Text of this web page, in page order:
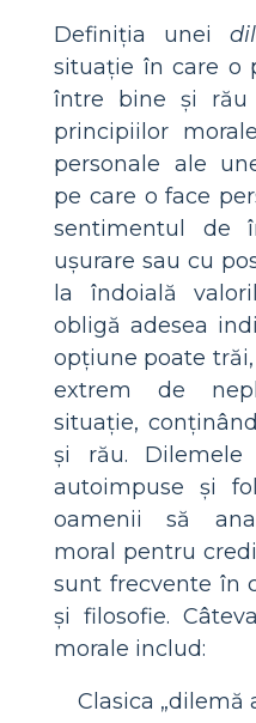
Definiția unei
situație în care o
între bine și rău
principiilor
personale ale
pe care o face
sentimentul de
ușurare sau cu
la îndoială
obligă adesea
opțiune poate
extrem de
situație,
și rău. Dilemele
autoimpuse și
oamenii să
moral pentru
sunt frecvente în
și filosofie.
morale includ:
Clasica „dilemă